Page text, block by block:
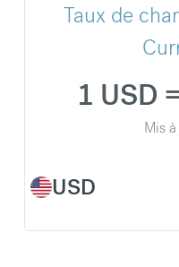
Taux de
USD
1 USD
Mis